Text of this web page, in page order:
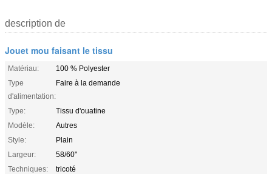
description de
Jouet mou faisant le tissu
Matériau:
100 % Polyester
Type
d'alimentation:
Faire à la demande
Type:
Tissu d'ouatine
Modèle:
Autres
Style:
Plain
Largeur:
58/60"
Techniques:
tricoté